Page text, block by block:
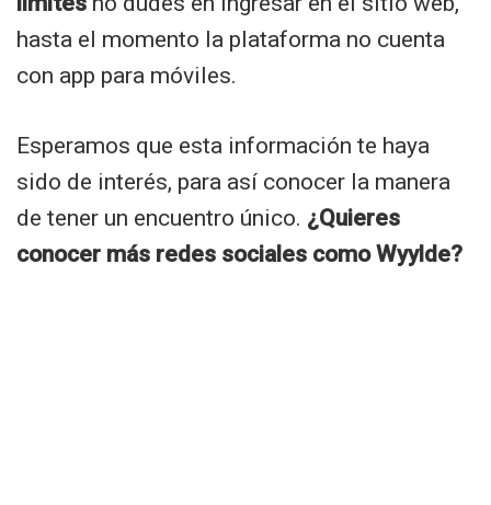
hasta el momento la plataforma no cuenta
con app para móviles.
Esperamos que esta información te haya
sido de interés, para así conocer la manera
de tener un encuentro único. ¿Quieres
conocer más redes sociales como Wyylde?